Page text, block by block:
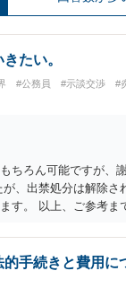
たい。
#公務員 #示談交渉 #
ちろん可能ですが、
、出禁処分は解除
す。 以上、ご参考ま
手続きと費用に